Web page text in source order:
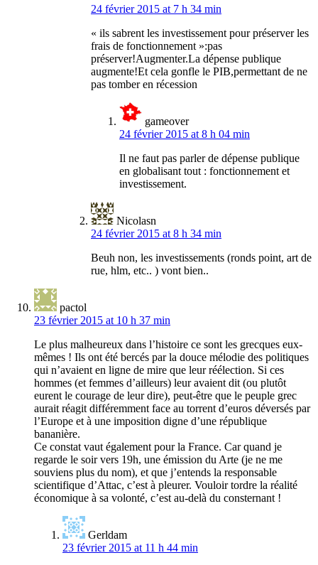
24 février 2015 at 7 h 34 min
« ils sabrent les investissement pour préserver les
frais de fonctionnement »:pas
préserver!Augmenter.La dépense publique
augmente!Et cela gonfle le PIB,permettant de ne
pas tomber en récession
gameover
24 février 2015 at 8 h 04 min
Il ne faut pas parler de dépense publique
en globalisant tout : fonctionnement et
investissement.
Nicolasn
24 février 2015 at 8 h 34 min
Beuh non, les investissements (ronds point, art de
rue, hlm, etc.. ) vont bien..
pactol
23 février 2015 at 10 h 37 min
Le plus malheureux dans l’histoire ce sont les grecques eux-
mêmes ! Ils ont été bercés par la douce mélodie des politiques
qui n’avaient en ligne de mire que leur réélection. Si ces
hommes (et femmes d’ailleurs) leur avaient dit (ou plutôt
eurent le courage de leur dire), peut-être que le peuple grec
aurait réagit différemment face au torrent d’euros déversés par
l’Europe et à une imposition digne d’une république
bananière.
Ce constat vaut également pour la France. Car quand je
regarde le soir vers 19h, une émission du Arte (je ne me
souviens plus du nom), et que j’entends la responsable
scientifique d’Attac, c’est à pleurer. Vouloir tordre la réalité
économique à sa volonté, c’est au-delà du consternant !
Gerldam
23 février 2015 at 11 h 44 min